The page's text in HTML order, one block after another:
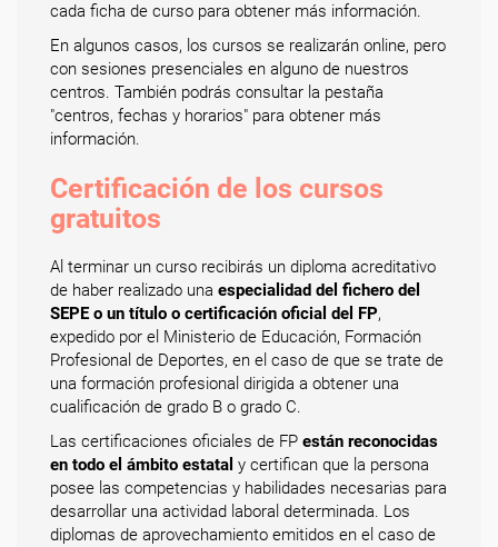
cada ficha de curso para obtener más información.
En algunos casos, los cursos se realizarán online, pero
con sesiones presenciales en alguno de nuestros
centros. También podrás consultar la pestaña
"centros, fechas y horarios" para obtener más
información.
Certificación de los cursos
gratuitos
Al terminar un curso recibirás un diploma acreditativo
de haber realizado una especialidad del fichero del
SEPE o un título o certificación oficial del FP,
expedido por el Ministerio de Educación, Formación
Profesional de Deportes, en el caso de que se trate de
una formación profesional dirigida a obtener una
cualificación de grado B o grado C.
Las certificaciones oficiales de FP están reconocidas
en todo el ámbito estatal y certifican que la persona
posee las competencias y habilidades necesarias para
desarrollar una actividad laboral determinada. Los
diplomas de aprovechamiento emitidos en el caso de